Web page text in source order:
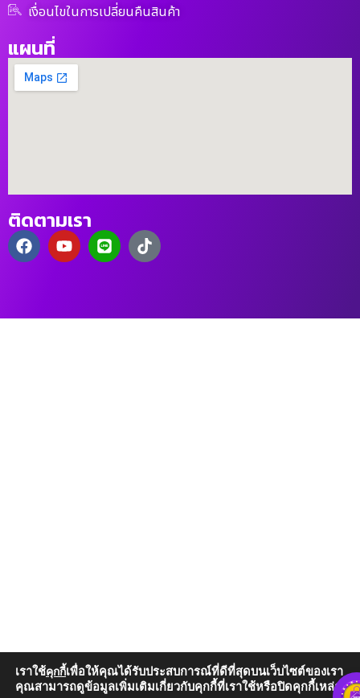
เงื่อนไขในการเปลี่ยนคืนสินค้า
แผนที่
ติดตามเรา
เราใช้คุกกี้เพื่อให้คุณได้รับประสบการณ์ที่ดีที่สุดบนเว็บไซต์ของเรา
คุณสามารถดูข้อมูลเพิ่มเติมเกี่ยวกับคุกกี้ที่เราใช้หรือปิดคุกกี้เหล่านั้น